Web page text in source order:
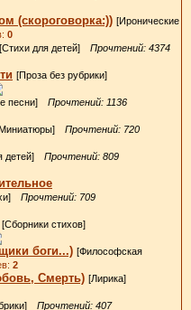
(скороговорка:)) [Иронические
0
[Стихи для детей] Прочтений: 4374
[Проза без рубрики]
песни] Прочтений: 1136
Прочтений: 720
детей] Прочтений: 809
Прочтений: 709
[Сборники стихов]
боги...) [Философская
2
Смерть) [Лирика]
Прочтений: 407